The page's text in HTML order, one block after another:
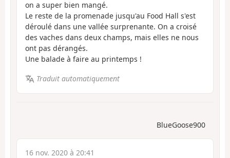
on a super bien mangé.
Le reste de la promenade jusqu'au Food Hall s'est
déroulé dans une vallée surprenante. On a croisé
des vaches dans deux champs, mais elles ne nous
ont pas dérangés.
Une balade à faire au printemps !
Traduit automatiquement
BlueGoose900
16 nov. 2020 à 20:41